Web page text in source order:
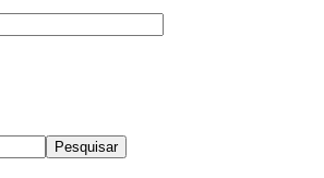
Pesquisar